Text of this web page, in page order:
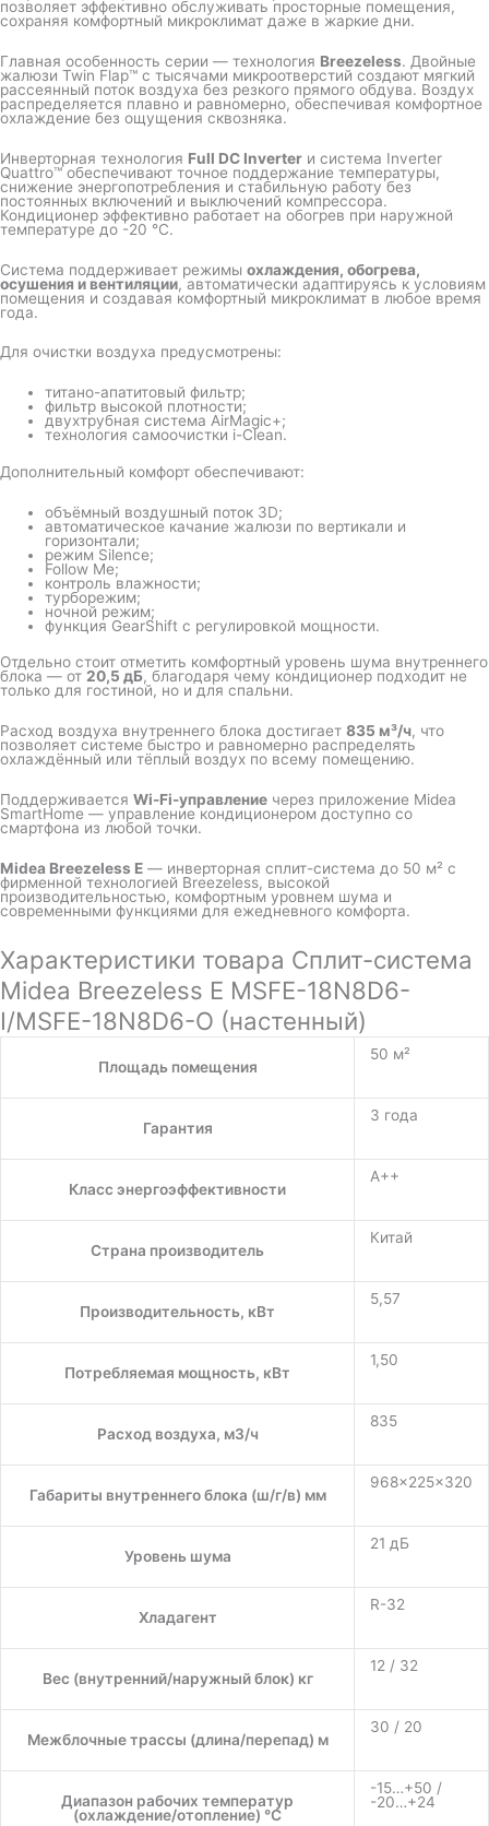
позволяет эффективно обслуживать просторные помещения,
сохраняя комфортный микроклимат даже в жаркие дни.
Главная особенность серии — технология Breezeless. Двойные
жалюзи Twin Flap™ с тысячами микроотверстий создают мягкий
рассеянный поток воздуха без резкого прямого обдува. Воздух
распределяется плавно и равномерно, обеспечивая комфортное
охлаждение без ощущения сквозняка.
Инверторная технология Full DC Inverter и система Inverter
Quattro™ обеспечивают точное поддержание температуры,
снижение энергопотребления и стабильную работу без
постоянных включений и выключений компрессора.
Кондиционер эффективно работает на обогрев при наружной
температуре до -20 °C.
Система поддерживает режимы охлаждения, обогрева,
осушения и вентиляции, автоматически адаптируясь к условиям
помещения и создавая комфортный микроклимат в любое время
года.
Для очистки воздуха предусмотрены:
титано-апатитовый фильтр;
фильтр высокой плотности;
двухтрубная система AirMagic+;
технология самоочистки i-Clean.
Дополнительный комфорт обеспечивают:
объёмный воздушный поток 3D;
автоматическое качание жалюзи по вертикали и
горизонтали;
режим Silence;
Follow Me;
контроль влажности;
турборежим;
ночной режим;
функция GearShift с регулировкой мощности.
Отдельно стоит отметить комфортный уровень шума внутреннего
блока — от 20,5 дБ, благодаря чему кондиционер подходит не
только для гостиной, но и для спальни.
Расход воздуха внутреннего блока достигает 835 м³/ч, что
позволяет системе быстро и равномерно распределять
охлаждённый или тёплый воздух по всему помещению.
Поддерживается Wi-Fi-управление через приложение Midea
SmartHome — управление кондиционером доступно со
смартфона из любой точки.
Midea Breezeless E — инверторная сплит-система до 50 м² с
фирменной технологией Breezeless, высокой
производительностью, комфортным уровнем шума и
современными функциями для ежедневного комфорта.
Характеристики товара Сплит-система
Midea Breezeless E MSFE-18N8D6-
I/MSFE-18N8D6-O (настенный)
Площадь помещения
50 м²
Гарантия
3 года
Класс энергоэффективности
A++
Страна производитель
Китай
Производительность, кВт
5,57
Потребляемая мощность, кВт
1,50
Расход воздуха, м3/ч
835
Габариты внутреннего блока (ш/г/в) мм
968×225×320
Уровень шума
21 дБ
Хладагент
R-32
Вес (внутренний/наружный блок) кг
12 / 32
Межблочные трассы (длина/перепад) м
30 / 20
Диапазон рабочих температур
(охлаждение/отопление) °C
-15…+50 /
-20…+24